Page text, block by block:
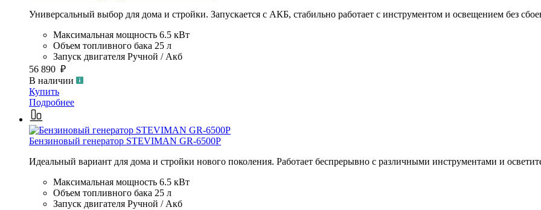
Универсальный выбор для дома и стройки. Запускается с АКБ, стабильно работает с инструментом и освещением без
Максимальная мощность 6.5 кВт
Объем топливного бака 25 л
Запуск двигателя Ручной / Акб
56 890 ₽
В наличии
Купить
Подробнее
Бензиновый генератор STEVIMAN GR-6500P
Идеальный вариант для дома и стройки нового поколения. Работает беспрерывно с различными инструментами и
Максимальная мощность 6.5 кВт
Объем топливного бака 25 л
Запуск двигателя Ручной / Акб